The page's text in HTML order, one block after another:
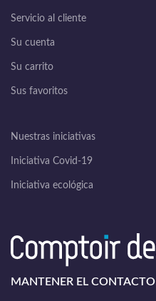
Servicio al cliente
Su cuenta
Su carrito
Sus favoritos
Nuestras iniciativas
Iniciativa Covid-19
Iniciativa ecológica
MANTENER EL CONTACTO